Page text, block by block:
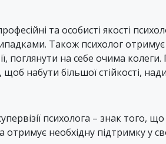
та особисті якості
Також психолог
поглянути на себе очима
набути більшої стійкості,
психолога – знак того,
необхідну підтримку у